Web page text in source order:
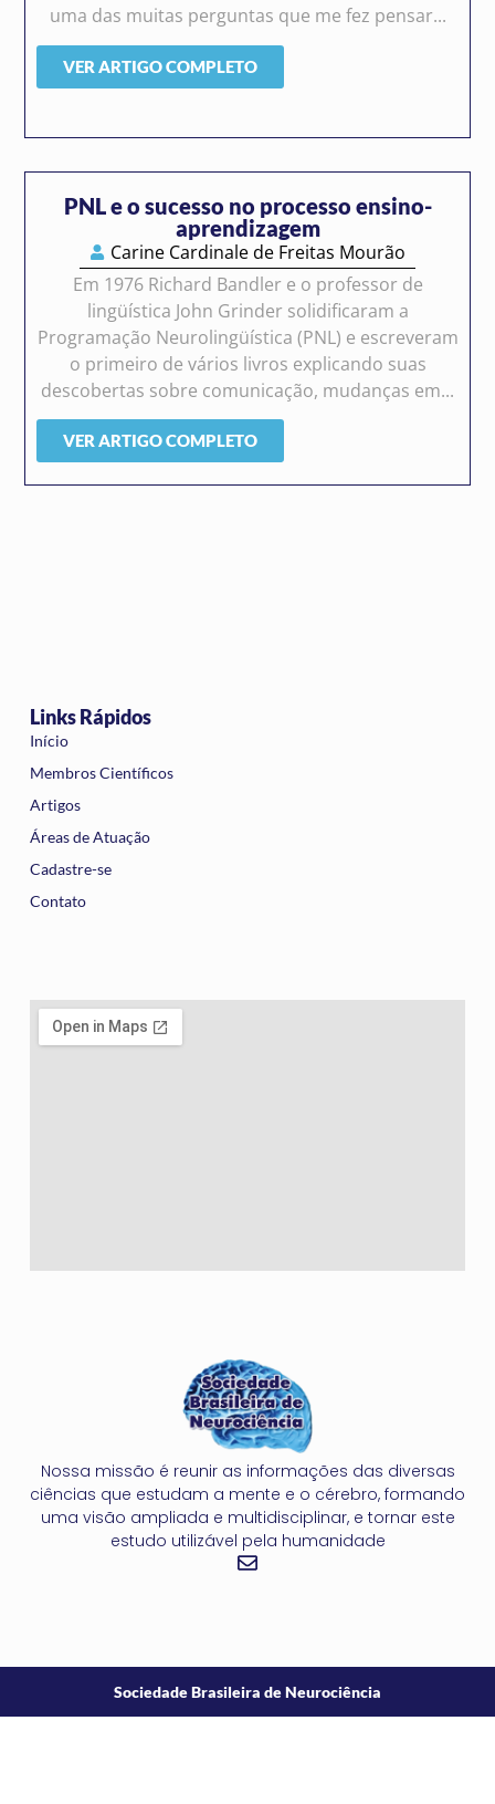
uma das muitas perguntas que me fez pensar...
VER ARTIGO COMPLETO
PNL e o sucesso no processo ensino-
aprendizagem
Carine Cardinale de Freitas Mourão
Em 1976 Richard Bandler e o professor de
lingüística John Grinder solidificaram a
Programação Neurolingüística (PNL) e escreveram
o primeiro de vários livros explicando suas
descobertas sobre comunicação, mudanças em...
VER ARTIGO COMPLETO
Nossa missão é reunir as informações das diversas
ciências que estudam a mente e o cérebro, formando
uma visão ampliada e multidisciplinar, e tornar este
estudo utilizável pela humanidade
Links Rápidos
Início
Membros Científicos
Artigos
Áreas de Atuação
Cadastre-se
Contato
Sociedade Brasileira de Neurociência